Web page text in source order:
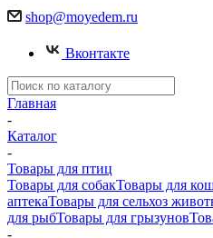
shop@moyedem.ru
Вконтакте
Главная
-
Каталог
-
Товары для птиц
Товары для собакТовары для
аптекаТовары для сельхоз
для рыбТовары для грызунов
-